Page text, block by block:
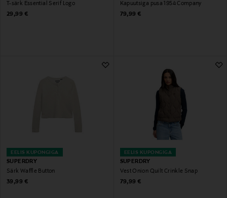
T-särk Essential Serif Logo
Original Price
29,99 €
Kapuutsiga pusa 1954 Company
Original Price
79,99 €
EELIS KUPONGIGA
SUPERDRY
Särk Waffle Button
Original Price
39,99 €
EELIS KUPONGIGA
SUPERDRY
Vest Onion Quilt Crinkle Snap
Original Price
79,99 €